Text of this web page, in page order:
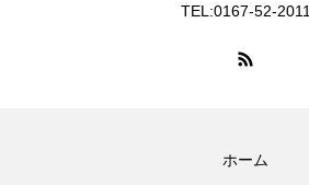
TEL:0167-52-2011
ホーム